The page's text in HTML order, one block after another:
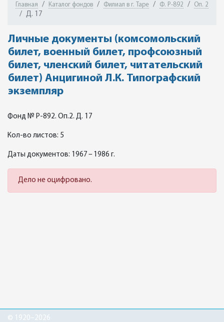
Главная Каталог фондов Филиал в г. Таре Ф. Р-892 Оп. 2
Д. 17
Личные документы (комсомольский
билет, военный билет, профсоюзный
билет, членский билет, читательский
билет) Анцигиной Л.К. Типографский
экземпляр
Фонд № Р-892. Оп.2. Д. 17
Кол-во листов: 5
Даты документов: 1967 – 1986 г.
Дело не оцифровано.
© 1920–2026